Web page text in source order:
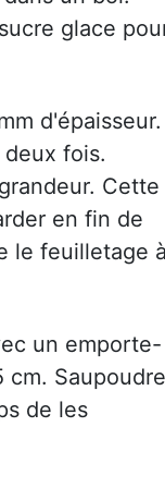
glace
d'épaisseur.
fois.
Cette
en fin de
le feuilletage à
un emporte-
de les